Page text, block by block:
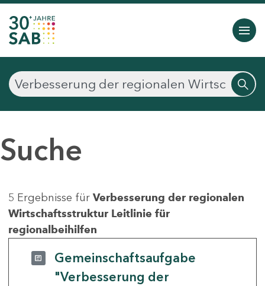
Suche
5 Ergebnisse für Verbesserung der regionalen
Wirtschaftsstruktur Leitlinie für
regionalbeihilfen
Gemeinschaftsaufgabe
"Verbesserung der